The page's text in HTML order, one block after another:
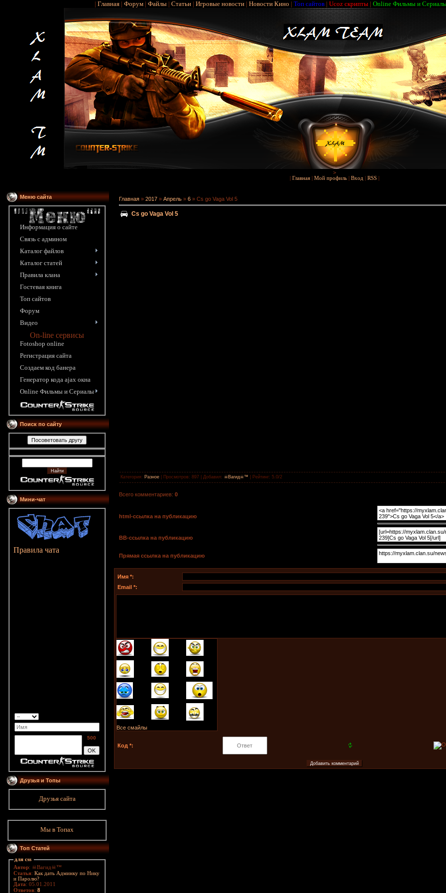
| Главная| Форум| Файлы| Статьи| Игровые новости| Новости Кино | Топ сайтов| Ucoz скрипты| Online Фильмы и
>
Главная Мой профиль Вход RSS
Меню сайта
Информация o сайте
Связь с админом
Каталог файлов
Каталог статей
Правила клана
Гостевая книга
Топ сайтов
Форум
Видео
On-line сервисы
Fotoshop online
Pегистрация сайта
Создаем код банера
Генератор кода ajax окна
Online Фильмы и Сериалы
Поиск по сайту
Мини-чат
Правила чата
500
Друзья и Топы
Друзья сайта
Мы в Топах
Топ Статей
для css
Автор: ☠Вагид☠™
Статья: Как дать Админку по Нику
и Паролю?
Дата: 05.01.2011
Ответов: 8
Главная » 2017 » Апрель » 6 » Cs go Vaga Vol 5
Cs go Vaga Vol 5
Категория: Разное Просмотров: 897 | Добавил: ☠Вагид☠™ Рейтинг: 5.0/2
Всего комментариев: 0
html-cсылка на публикацию
BB-cсылка на публикацию
Прямая ссылка на публикацию
Имя *:
Email *:
Все смайлы
Код *: